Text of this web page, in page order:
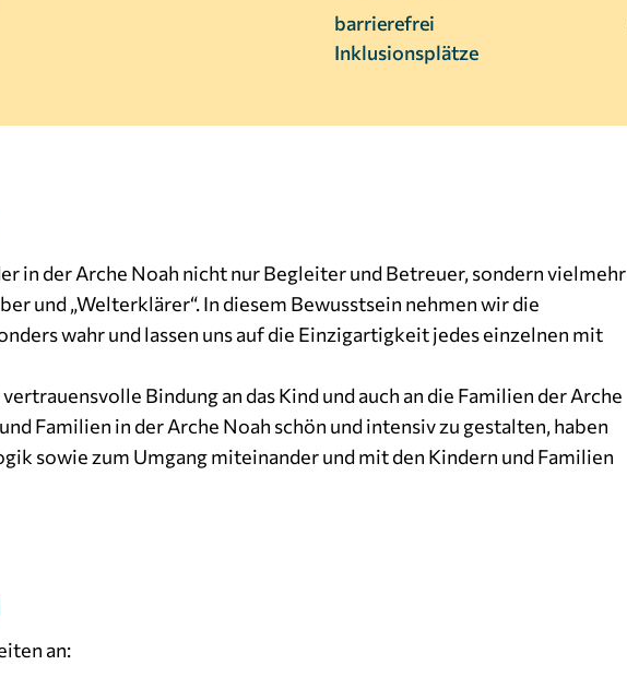
barrierefrei
Inklusionsplätze
in der Arche Noah nicht nur Begleiter und Betreuer, sondern vielmehr
und „Welterklärer“. In diesem Bewusstsein nehmen wir die
wahr und lassen uns auf die Einzigartigkeit jedes einzelnen mit
Bindung an das Kind und auch an die Familien der Arche
Familien in der Arche Noah schön und intensiv zu gestalten, haben
sowie zum Umgang miteinander und mit den Kindern und Familien
an: